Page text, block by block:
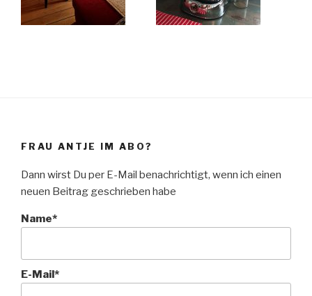
FRAU ANTJE IM ABO?
Dann wirst Du per E-Mail benachrichtigt, wenn ich einen
neuen Beitrag geschrieben habe
Name*
E-Mail*